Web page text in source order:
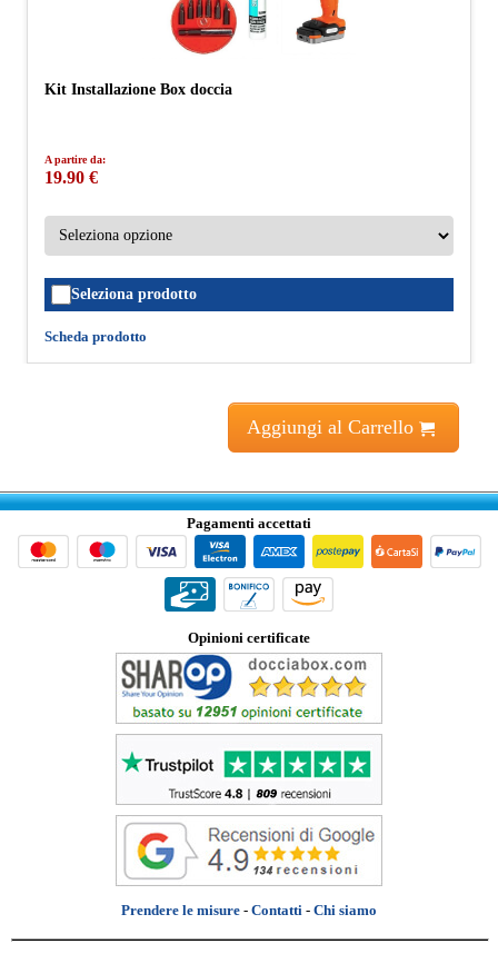
Kit Installazione Box doccia
A partire da:
19.90 €
Seleziona prodotto
Scheda prodotto
Aggiungi al Carrello
Pagamenti accettati
Opinioni certificate
Prendere le misure - Contatti - Chi siamo